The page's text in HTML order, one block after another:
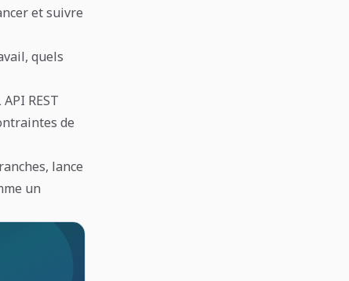
et suivre
quels
REST
de
lance
un